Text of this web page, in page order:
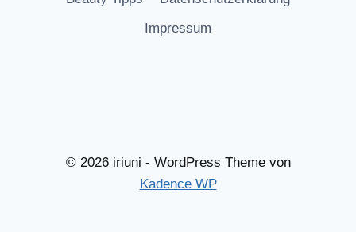
Impressum
© 2026 iriuni - WordPress Theme von
Kadence WP